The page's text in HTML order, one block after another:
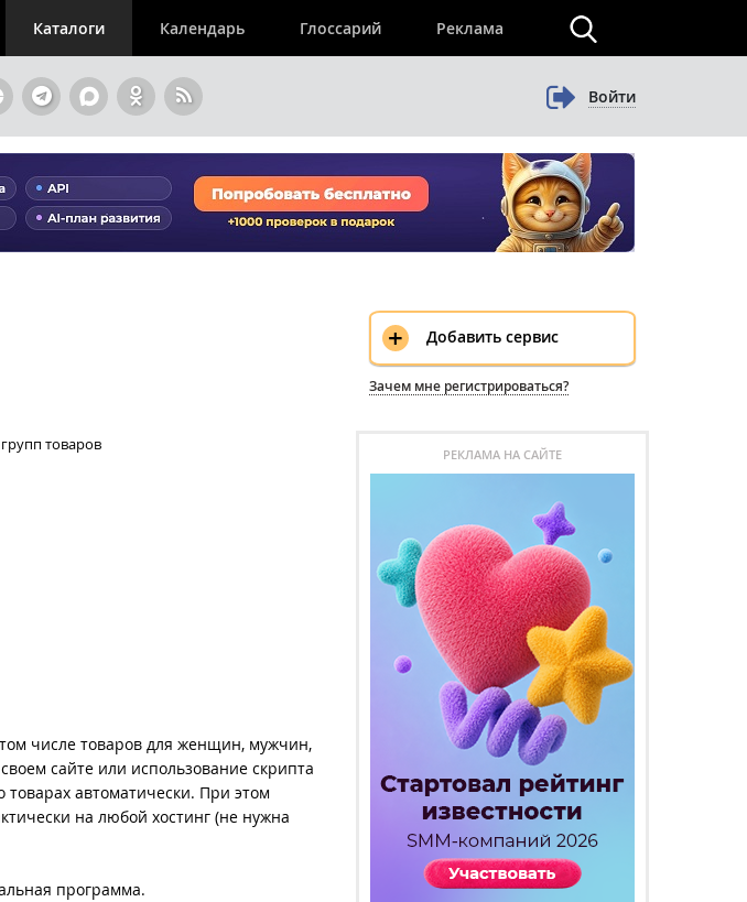
Каталоги Календарь Глоссарий Реклама
Войти
товаров
числе товаров для женщин, мужчин,
сайте или использование скрипта
автоматически. При этом
на любой хостинг (не нужна
программа.
+ Добавить сервис
Зачем мне регистрироваться?
РЕКЛАМА НА САЙТЕ